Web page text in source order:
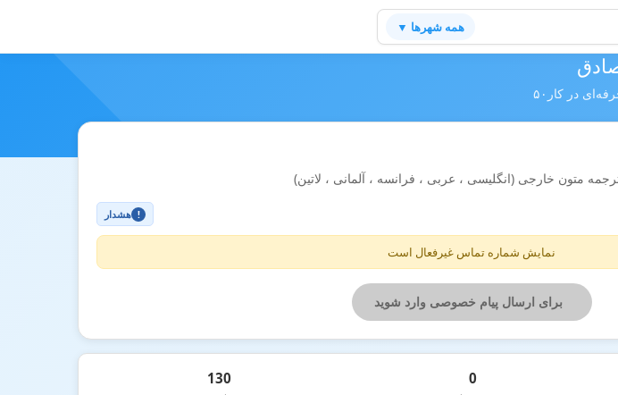
همه شهرها ▼
در کار۵۰
متون خارجی (انگلیسی ، عربی ، فرانسه ، آلمانی ، لاتین)
! هشدار
نمایش شماره تماس غیرفعال است
برای ارسال پیام خصوصی وارد شوید
0
130